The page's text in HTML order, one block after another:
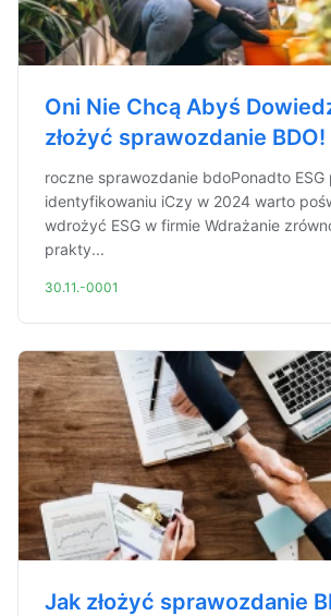
Oni Nie Chcą Abyś
złożyć sprawozdanie BDO!
roczne sprawozdanie bdoPonadto ESG
identyfikowaniu iCzy w 2024 warto
wdrożyć ESG w firmie Wdrażanie
prakty...
30.11.-0001
Jak złożyć sprawozdanie